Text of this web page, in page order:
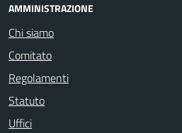
AMMINISTRAZIONE
Chi siamo
Comitato
Regolamenti
Statuto
Uffici